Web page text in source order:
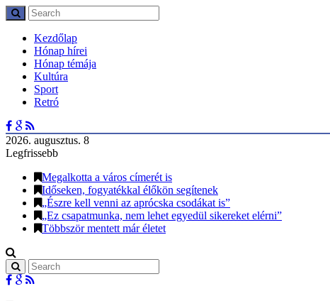
Kezdőlap
Hónap hírei
Hónap témája
Kultúra
Sport
Retró
2026. augusztus. 8
Legfrissebb
Megalkotta a város címerét is
Időseken, fogyatékkal élőkön segítenek
„Észre kell venni az aprócska csodákat is”
„Ez csapatmunka, nem lehet egyedül sikereket elérni”
Többször mentett már életet